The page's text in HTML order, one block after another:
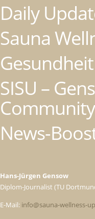
Daily
Sauna
SISU –
News-
Hans-Jürgen Gensow
Diplom-Journalist (TU
E-Mail: info@sauna-wellness-